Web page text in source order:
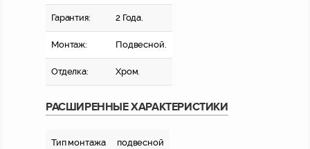
Гарантия: 2 Года.
Монтаж: Подвесной.
Отделка: Хром.
РАСШИРЕННЫЕ ХАРАКТЕРИСТИКИ
Тип монтажа подвесной